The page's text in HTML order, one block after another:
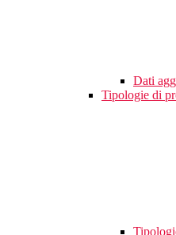
Dati
Tipologie di